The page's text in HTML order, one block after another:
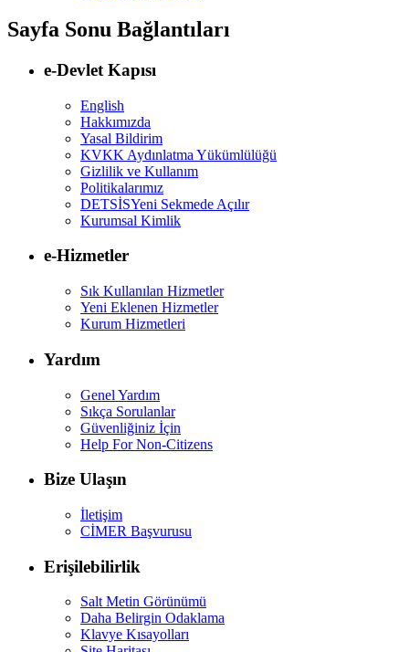
Sayfa Sonu Bağlantıları
e-Devlet Kapısı
English
Hakkımızda
Yasal Bildirim
KVKK Aydınlatma Yükümlülüğü
Gizlilik ve Kullanım
Politikalarımız
DETSİSYeni Sekmede Açılır
Kurumsal Kimlik
e-Hizmetler
Sık Kullanılan Hizmetler
Yeni Eklenen Hizmetler
Kurum Hizmetleri
Yardım
Genel Yardım
Sıkça Sorulanlar
Güvenliğiniz İçin
Help For Non-Citizens
Bize Ulaşın
İletişim
CİMER Başvurusu
Erişilebilirlik
Salt Metin Görünümü
Daha Belirgin Odaklama
Klavye Kısayolları